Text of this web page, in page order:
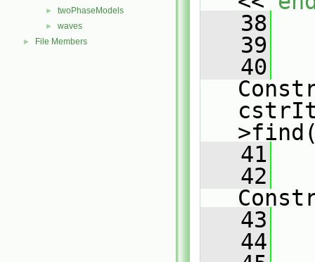
► twoPhaseModels
► waves
► File Members
   38
   39
   40
   41
   42
   43
   44